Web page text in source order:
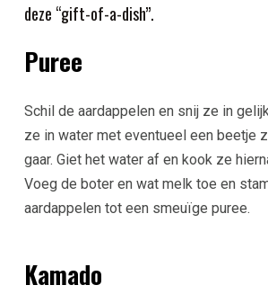
deze “gift-of-a-dish”.
Puree
Schil de aardappelen en snij ze in
ze in water met eventueel een beetje
gaar. Giet het water af en kook ze
Voeg de boter en wat melk toe en
aardappelen tot een smeuïge puree.
Kamado